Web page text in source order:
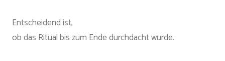
Entscheidend ist,
ob das Ritual bis zum Ende durchdacht wurde.